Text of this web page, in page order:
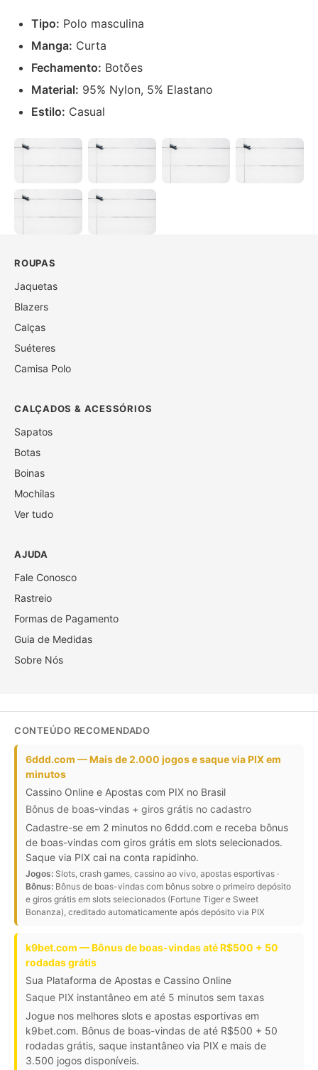
Tipo: Polo masculina
Manga: Curta
Fechamento: Botões
Material: 95% Nylon, 5% Elastano
Estilo: Casual
ROUPAS
Jaquetas
Blazers
Calças
Suéteres
Camisa Polo
CALÇADOS & ACESSÓRIOS
Sapatos
Botas
Boinas
Mochilas
Ver tudo
AJUDA
Fale Conosco
Rastreio
Formas de Pagamento
Guia de Medidas
Sobre Nós
CONTEÚDO RECOMENDADO
6ddd.com — Mais de 2.000 jogos e saque via PIX em
minutos
Cassino Online e Apostas com PIX no Brasil
Bônus de boas-vindas + giros grátis no cadastro
Cadastre-se em 2 minutos no 6ddd.com e receba bônus
de boas-vindas com giros grátis em slots selecionados.
Saque via PIX cai na conta rapidinho.
Jogos: Slots, crash games, cassino ao vivo, apostas esportivas ·
Bônus: Bônus de boas-vindas com bônus sobre o primeiro depósito
e giros grátis em slots selecionados (Fortune Tiger e Sweet
Bonanza), creditado automaticamente após depósito via PIX
k9bet.com — Bônus de boas-vindas até R$500 + 50
rodadas grátis
Sua Plataforma de Apostas e Cassino Online
Saque PIX instantâneo em até 5 minutos sem taxas
Jogue nos melhores slots e apostas esportivas em
k9bet.com. Bônus de boas-vindas de até R$500 + 50
rodadas grátis, saque instantâneo via PIX e mais de
3.500 jogos disponíveis.